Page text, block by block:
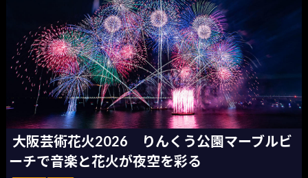
大阪芸術花火2026 りんくう公園マーブルビ
ーチで音楽と花火が夜空を彩る